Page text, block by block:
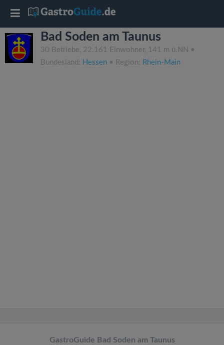
Bad Soden am Taunus
30 Betriebe, 22.161 Einwohner, 141 m ü.NN •
Bundesland: Hessen • Region: Rhein-Main
GastroGuide Bad Soden am Taunus
T
o
g